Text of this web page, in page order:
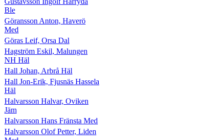
Ble
Göransson Anton, Haverö
Med
Göras Leif, Orsa Dal
Hagström Eskil, Malungen
NH Häl
Hall Johan, Arbrå Häl
Hall Jon-Erik, Fjusnäs Hassela
Häl
Halvarsson Halvar, Oviken
Jäm
Halvarsson Hans Fränsta Med
Halvarsson Olof Petter, Liden